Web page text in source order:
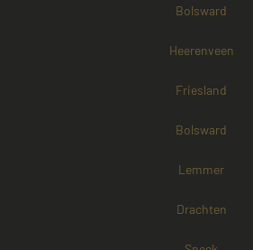
Bolsward
Heerenveen
Friesland
Bolsward
Lemmer
Drachten